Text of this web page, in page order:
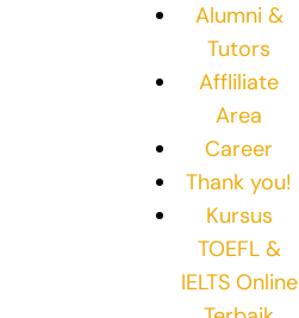
Alumni &
Tutors
Affliliate
Area
Career
Thank you!
Kursus
TOEFL &
IELTS Online